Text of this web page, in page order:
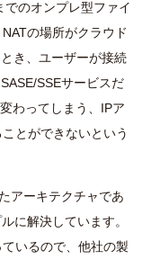
のオンプレ型ファイ
の場所がクラウド
き、ユーザーが接続
SSEサービスだ
わってしまう、IPア
とができないという
アーキテクチャであ
に解決しています。
いるので、他社の製